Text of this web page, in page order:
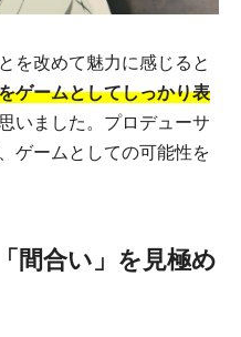
を改めて魅力に感じると
ゲームとしてしっかり表
思いました。プロデューサ
ゲームとしての可能性を
間合い」を見極め